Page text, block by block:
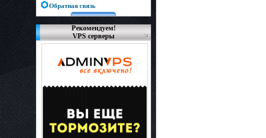
Обратная связь
Рекомендуем!
VPS серверы